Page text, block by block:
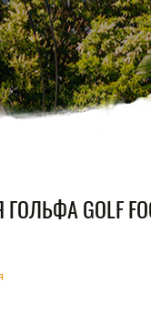
GOLF